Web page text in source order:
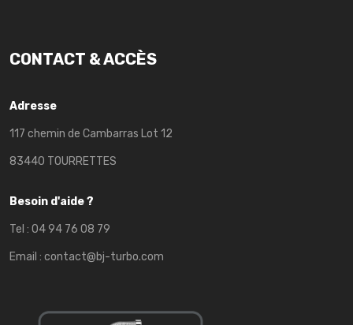
CONTACT & ACCÈS
Adresse
117 chemin de Cambarras Lot 12
83440 TOURRETTES
Besoin d'aide ?
Tel : 04 94 76 08 79
Email : contact@bj-turbo.com